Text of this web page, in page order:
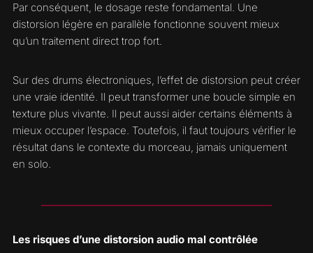
Par conséquent, le dosage reste fondamental. Une
distorsion légère en parallèle fonctionne souvent mieux
qu’un traitement direct trop fort.
Sur des drums électroniques, l’effet de distorsion peut créer
une vraie identité. Il peut transformer une boucle simple en
texture plus vivante. Il peut aussi aider certains éléments à
mieux occuper l’espace. Toutefois, il faut toujours vérifier le
résultat dans le contexte du morceau, jamais uniquement
en solo.
Les risques d’une distorsion audio mal contrôlée